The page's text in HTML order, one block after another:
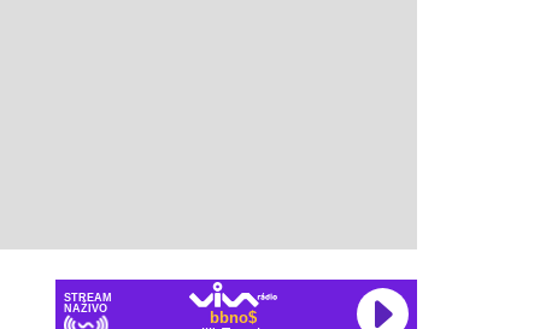
STREAM
NAŽIVO
bbno$